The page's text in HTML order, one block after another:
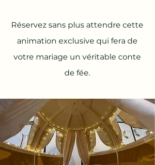
Réservez sans plus attendre cette
animation exclusive qui fera de
votre mariage un véritable conte
de fée.